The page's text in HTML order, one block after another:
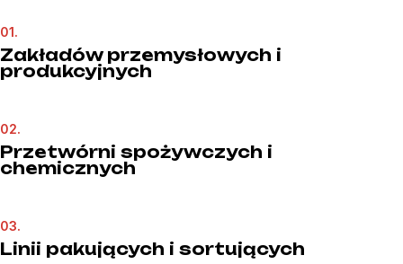
01.
Zakładów przemysłowych i
produkcyjnych
02.
Przetwórni spożywczych i
chemicznych
03.
Linii pakujących i sortujących